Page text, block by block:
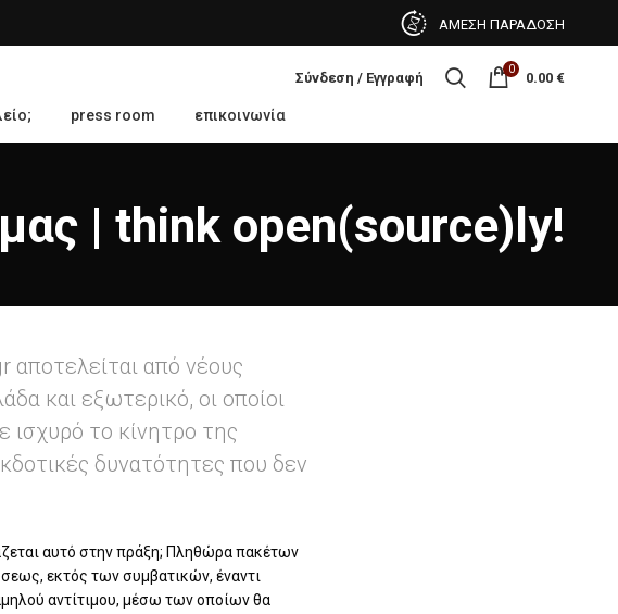
ΑΜΕΣΗ ΠΑΡΑΔΟΣΗ
Σύνδεση / Εγγραφή 0 0.00 €
press room επικοινωνία
| think open(source)ly!
αποτελείται από νέους
και εξωτερικό, οι οποίοι
το κίνητρο της
δυνατότητες που δεν
αυτό στην πράξη; Πληθώρα πακέτων
εκτός των συμβατικών, έναντι
αντίτιμου, μέσω των οποίων θα